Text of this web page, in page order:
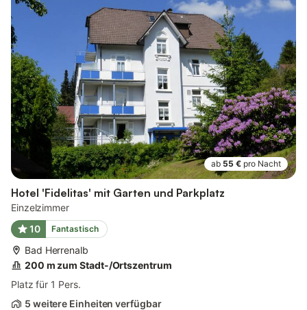
ab 55 € pro Nacht
Hotel 'Fidelitas' mit Garten und Parkplatz
Einzelzimmer
10
Fantastisch
Bad Herrenalb
200 m zum Stadt-/Ortszentrum
Platz für 1 Pers.
5 weitere Einheiten verfügbar